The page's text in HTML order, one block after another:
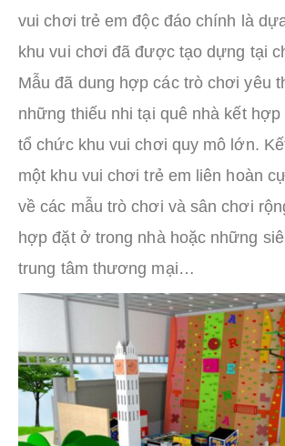
vui chơi trẻ em độc đáo chính là
khu vui chơi đã được tạo dựng tại
Mẫu đã dung hợp các trò chơi yêu
những thiếu nhi tại quê nhà kết
tổ chức khu vui chơi quy mô lớn.
một khu vui chơi trẻ em liên hoàn
về các mẫu trò chơi và sân chơi
hợp đặt ở trong nhà hoặc những
trung tâm thương mại…